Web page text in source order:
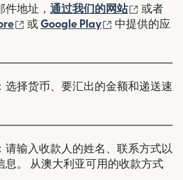
地址， 通过我们的网站 （在新
或者
（在新窗口中打开）
或Google Play （在新窗口中
中提供的应
：选择货币、要汇出的金额和递送速
：请输入收款人的姓名、联系方式以
息。 从澳大利亚可用的收款方式